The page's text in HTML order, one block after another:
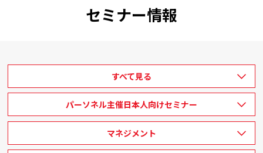
セミナー情報
すべて見る
パーソネル主催日本人向けセミナー
マネジメント